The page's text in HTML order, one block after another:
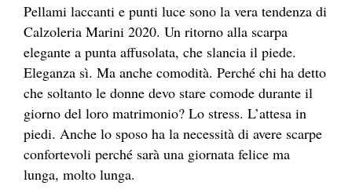
Pellami laccanti e punti luce sono la vera tendenza di
Calzoleria Marini 2020. Un ritorno alla scarpa
elegante a punta affusolata, che slancia il piede.
Eleganza sì. Ma anche comodità. Perché chi ha detto
che soltanto le donne devo stare comode durante il
giorno del loro matrimonio? Lo stress. L’attesa in
piedi. Anche lo sposo ha la necessità di avere scarpe
confortevoli perché sarà una giornata felice ma
lunga, molto lunga.